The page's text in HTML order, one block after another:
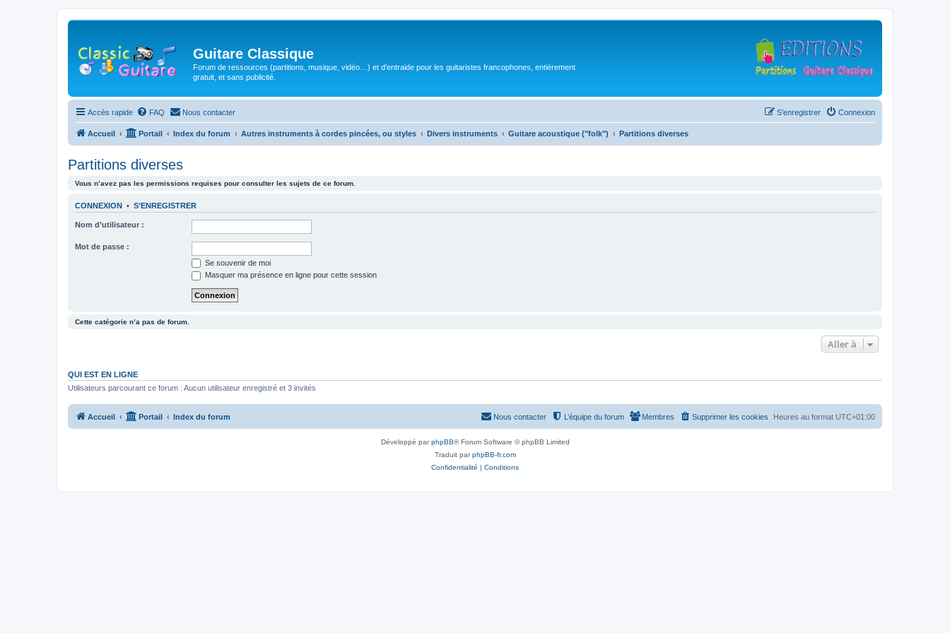
Guitare Classique
Forum de ressources (partitions, musique, vidéo…) et d'entraide pour les guitaristes francophones, entièrement
gratuit, et sans publicité.
Accès rapide FAQ Nous contacter Connexion
S’enregistrer
Accueil Portail Index du forum Autres instruments à cordes pincées, ou styles Divers instruments Guitare acoustique ("folk") Partitions diverses
Partitions diverses
Vous n’avez pas les permissions requises pour consulter les sujets de ce forum.
CONNEXION • S’ENREGISTRER
Nom d’utilisateur :
Mot de passe :
Se souvenir de moi
Masquer ma présence en ligne pour cette session
Cette catégorie n’a pas de forum.
Aller à
QUI EST EN LIGNE
Utilisateurs parcourant ce forum : Aucun utilisateur enregistré et 3 invités
Accueil Portail Index du forum Heures au format UTC+01:00
Supprimer les cookies
Membres
L’équipe du forum
Nous contacter
Développé parphpBB® Forum Software © phpBB Limited
Traduit parphpBB-fr.com
Confidentialité | Conditions